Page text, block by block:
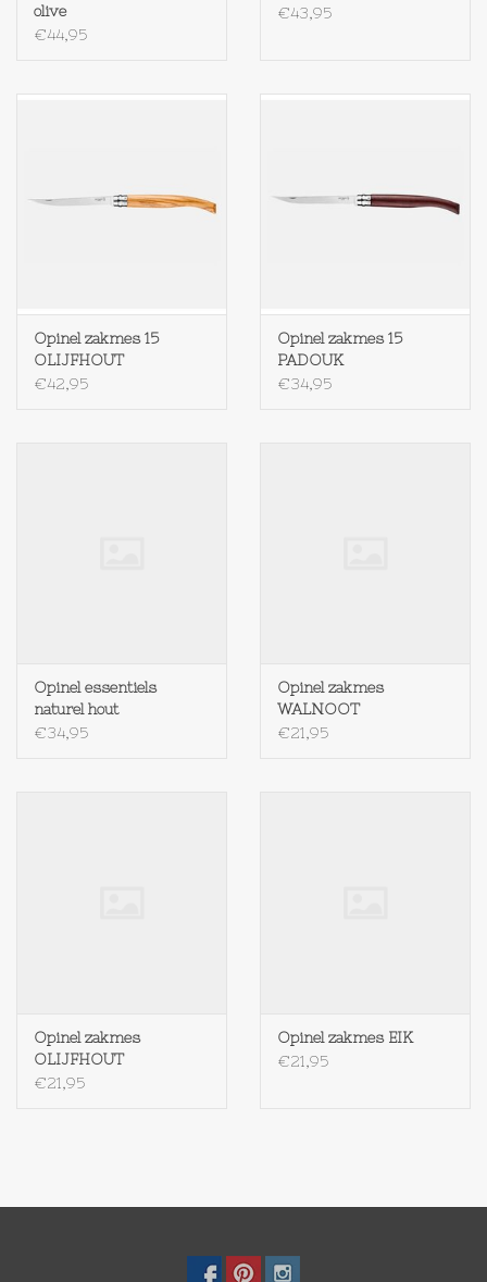
olive
€44,95
€43,95
Opinel zakmes 15
OLIJFHOUT
€42,95
Opinel zakmes 15
PADOUK
€34,95
Opinel essentiels
naturel hout
€34,95
Opinel zakmes
WALNOOT
€21,95
Opinel zakmes
OLIJFHOUT
€21,95
Opinel zakmes EIK
€21,95